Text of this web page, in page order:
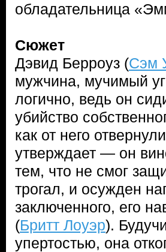
обладательница
Сюжет
Дэвид Берроуз (Сэм
мужчина, мучимый
логично, ведь он
убийство
как от него
утверждает — он
тем, что не смог
трогал, и осужден
заключенного, его
(Бритт Лоуэр).
упертостью, она